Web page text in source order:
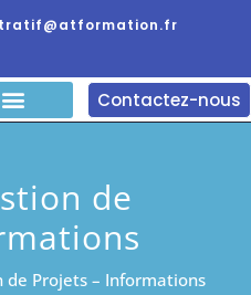
Contactez-nous
de
de Projets – Informations